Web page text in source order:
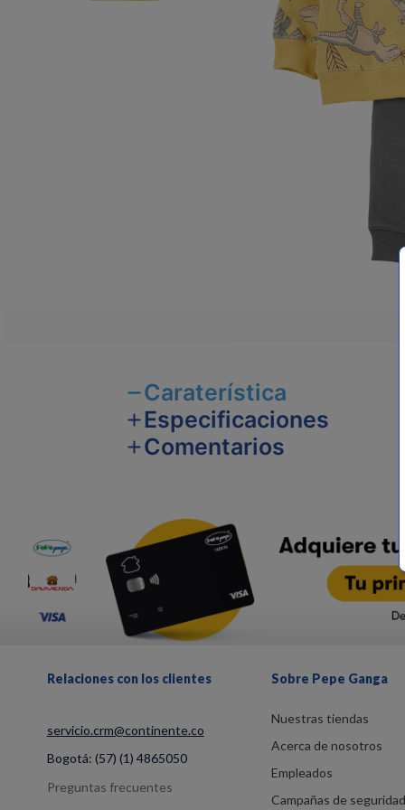
Caraterística
Especificaciones
Comentarios
Relaciones con los clientes
servicio.crm@continente.co
Bogotá: (57) (1) 4865050
Preguntas frecuentes
Sobre Pepe Ganga
Nuestras tiendas
Acerca de nosotros
Empleados
Campañas de seguridad